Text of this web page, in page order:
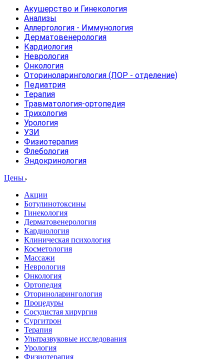
Акушерство и Гинекология
Анализы
Аллергология - Иммунология
Дерматовенерология
Кардиология
Неврология
Онкология
Оториноларингология (ЛОР - отделение)
Педиатрия
Терапия
Травматология-ортопедия
Трихология
Урология
УЗИ
Физиотерапия
Флебология
Эндокринология
Цены
Акции
Ботулинотоксины
Гинекология
Дерматовенерология
Кардиология
Клиническая психология
Косметология
Массажи
Неврология
Онкология
Ортопедия
Оториноларингология
Процедуры
Сосудистая хирургия
Сургитрон
Терапия
Ультразвуковые исследования
Урология
Физиотерапия